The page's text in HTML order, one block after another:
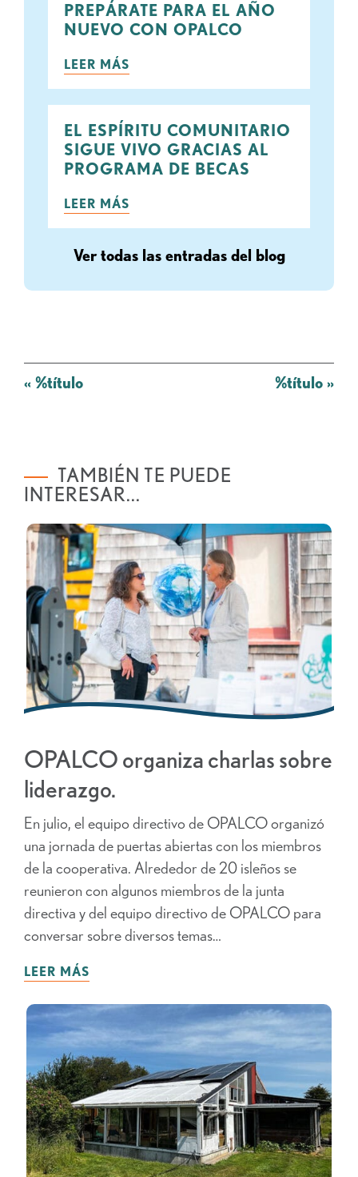
PREPÁRATE PARA EL AÑO
NUEVO CON OPALCO
LEER MÁS
EL ESPÍRITU COMUNITARIO
SIGUE VIVO GRACIAS AL
PROGRAMA DE BECAS
LEER MÁS
Ver todas las entradas del blog
Mensaje
« %título %título »
TAMBIÉN TE PUEDE
INTERESAR...
OPALCO organiza charlas sobre
liderazgo.
En julio, el equipo directivo de OPALCO organizó
una jornada de puertas abiertas con los miembros
de la cooperativa. Alrededor de 20 isleños se
reunieron con algunos miembros de la junta
directiva y del equipo directivo de OPALCO para
conversar sobre diversos temas…
LEER MÁS